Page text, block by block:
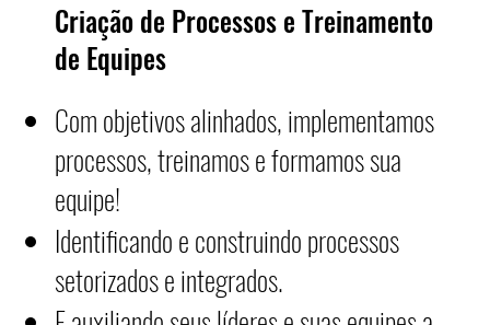
Criação de Processos e Treinamento
de Equipes
Com objetivos alinhados, implementamos
processos, treinamos e formamos sua
equipe!
Identificando e construindo processos
setorizados e integrados.